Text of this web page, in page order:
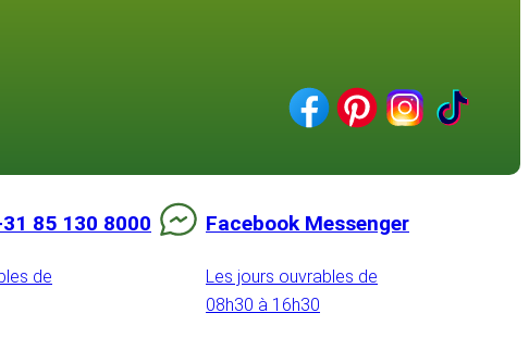
85 130 8000
de
Facebook Messenger
Les jours ouvrables de
08h30 à 16h30